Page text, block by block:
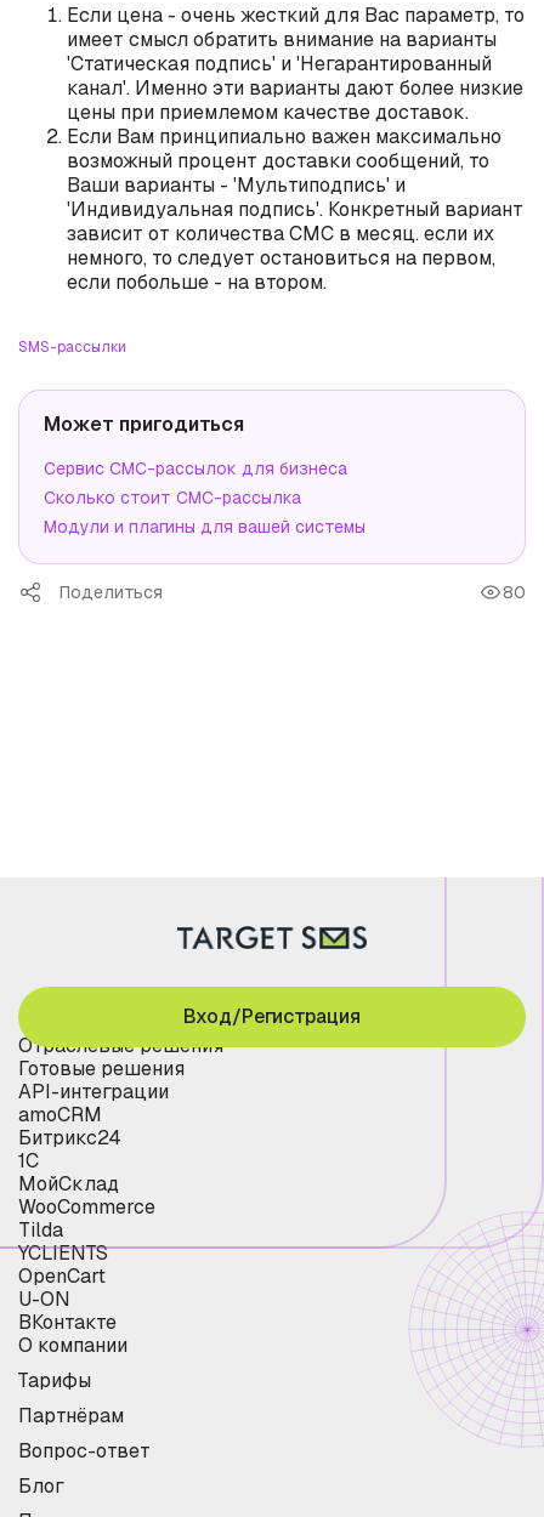
Если цена - очень жесткий для Вас параметр, то
имеет смысл обратить внимание на варианты
'Статическая подпись' и 'Негарантированный
канал'. Именно эти варианты дают более низкие
цены при приемлемом качестве доставок.
Если Вам принципиально важен максимально
возможный процент доставки сообщений, то
Ваши варианты - 'Мультиподпись' и
'Индивидуальная подпись'. Конкретный вариант
зависит от количества СМС в месяц. если их
немного, то следует остановиться на первом,
если побольше - на втором.
SMS-рассылки
Может пригодиться
Сервис СМС-рассылок для бизнеса
Сколько стоит СМС-рассылка
Модули и плагины для вашей системы
Поделиться 80
Отраслевые решения
Готовые решения
API-интеграции
amoCRM
Битрикс24
1С
МойСклад
WooCommerce
Tilda
YCLIENTS
OpenCart
U-ON
ВКонтакте
О компании
Тарифы
Партнёрам
Вопрос-ответ
Блог
Вход/Регистрация